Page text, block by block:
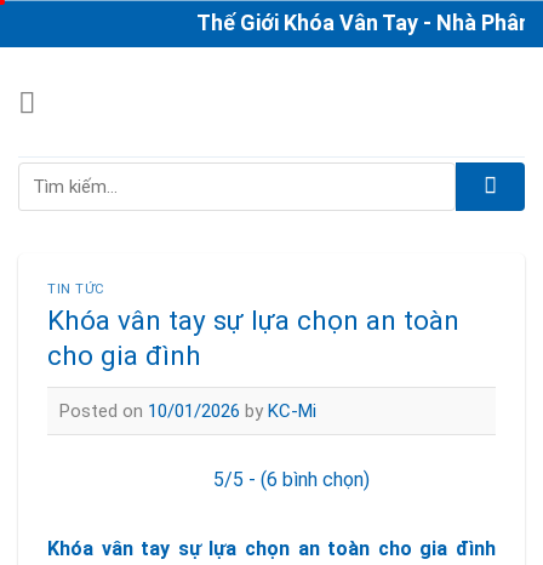
to
Thế Giới Khóa Vân Tay - Nhà Phân
Tìm
TIN TỨC
Khóa vân tay sự lựa chọn an toàn
cho gia đình
Posted on 10/01/2026 by KC-Mi
5/5 - (6 bình chọn)
Khóa vân tay sự lựa chọn an toàn cho gia đình